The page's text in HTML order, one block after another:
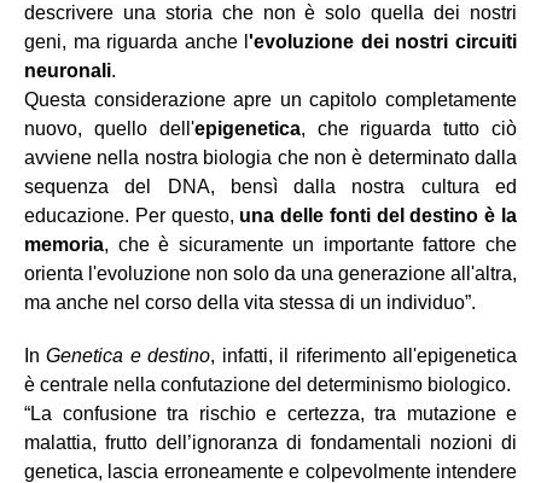
descrivere una storia che non è solo quella dei nostri
geni, ma riguarda anche l'evoluzione dei nostri circuiti
neuronali.
Questa considerazione apre un capitolo completamente
nuovo, quello dell'epigenetica, che riguarda tutto ciò
avviene nella nostra biologia che non è determinato dalla
sequenza del DNA, bensì dalla nostra cultura ed
educazione. Per questo, una delle fonti del destino è la
memoria, che è sicuramente un importante fattore che
orienta l'evoluzione non solo da una generazione all'altra,
ma anche nel corso della vita stessa di un individuo”.
InGenetica e destino, infatti, il riferimento all'epigenetica
è centrale nella confutazione del determinismo biologico.
“La confusione tra rischio e certezza, tra mutazione e
malattia, frutto dell’ignoranza di fondamentali nozioni di
genetica, lascia erroneamente e colpevolmente intendere